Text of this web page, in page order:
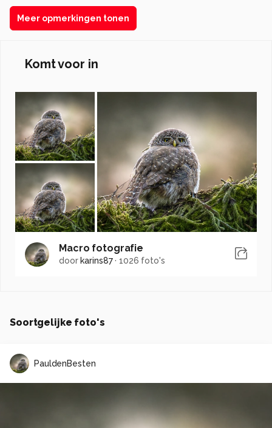
Meer opmerkingen tonen
Komt voor in
Macro fotografie
door karins87·1026 foto's
Soortgelijke foto's
PauldenBesten